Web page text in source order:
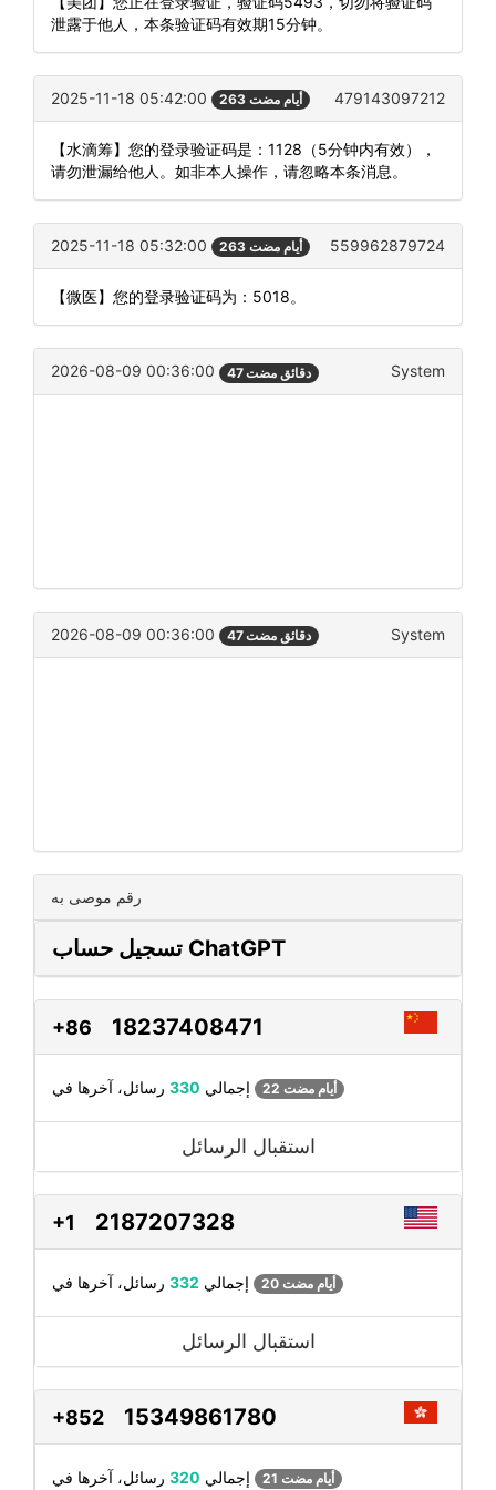
泄露于他人，本条验证码有效期15分钟。
2025-11-18 05:42:00 263 أيام مضت 479143097212
【水滴筹】您的登录验证码是：1128（5分钟内有效），
请勿泄漏给他人。如非本人操作，请忽略本条消息。
2025-11-18 05:32:00 263 أيام مضت 559962879724
【微医】您的登录验证码为：5018。
2026-08-09 00:36:00 47 دقائق مضت System
2026-08-09 00:36:00 47 دقائق مضت System
رقم موصى به
تسجيل حساب ChatGPT
+86 18237408471
إجمالي 330 22 أيام مضت
استقبال الرسائل
+1 2187207328
إجمالي 332 20 أيام مضت
استقبال الرسائل
+852 15349861780
إجمالي 320 21 أيام مضت